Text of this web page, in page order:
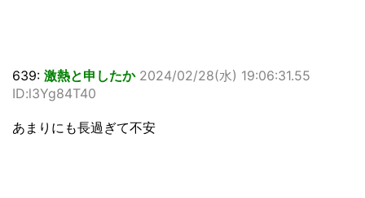
639: 激熱と申したか 2024/02/28(水) 19:06:31.55
ID:l3Yg84T40
あまりにも長過ぎて不安